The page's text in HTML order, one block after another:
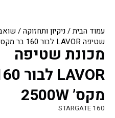
עמוד הבית/ניקיון ותחזוקה/
שטיפה LAVOR לבור 160 בר מקס’ 2500W
מכונת שטיפה
מקס’ 2500W
160 STARGATE